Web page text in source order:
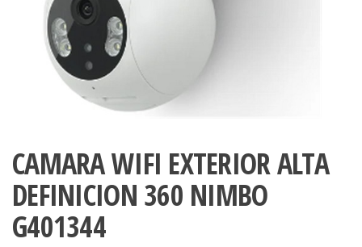
CAMARA WIFI EXTERIOR ALTA
DEFINICION 360 NIMBO
G401344